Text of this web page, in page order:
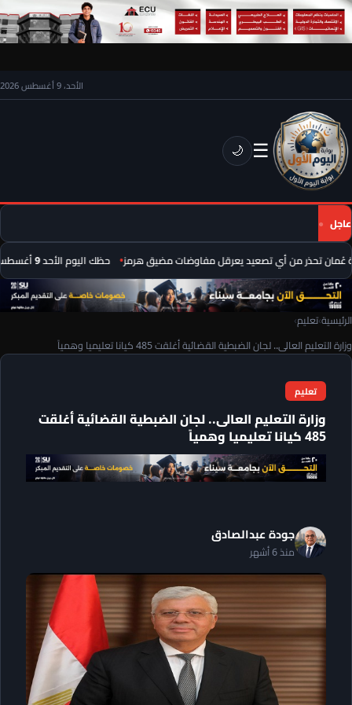
الأحد، 9 أغسطس 2026
☰
🌙
عاجل
تحذر من أي تصعيد يعرقل مفاوضات مضيق هرمز حظك اليوم الأحد 9 أغسطس 2026.. توقعات الأبراج على الصعيد المهني والعاطفي
الرئيسية›تعليم›
وزارة التعليم العالى.. لجان الضبطية القضائية أغلقت 485 كيانا تعليميا وهمياً
تعليم
وزارة التعليم العالى.. لجان الضبطية القضائية أغلقت
485 كيانا تعليميا وهمياً
جودة عبدالصادق
منذ 6 أشهر